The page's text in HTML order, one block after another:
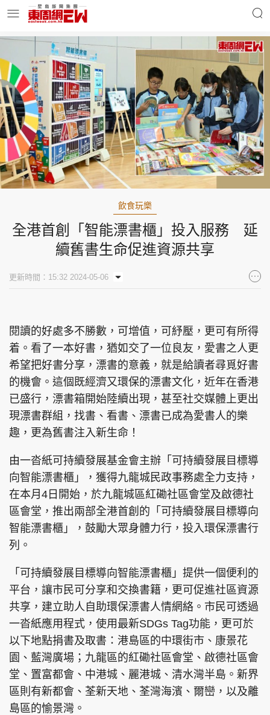
明星名人 時事財經
東周Ladies 優享生活
東周食玩通 會員活動
玄學靈異 東周專欄
東周刊 cazbuyer 東Touch
PCM 電腦廣場 星島頭條 星島日報
頭條日報 星島環球 The Standard
頭條搵工 EDUPLUS
關於我們
聯絡我們
隱私政策聲明
使用條款
版權及免責聲明
飲食玩樂
全港首創「智能漂書櫃」投入服務 延
續舊書生命促進資源共享
更新時間：15:32 2024-05-06
閱讀的好處多不勝數，可增值，可紓壓，更可有所得
着。看了一本好書，猶如交了一位良友，愛書之人更
希望把好書分享，漂書的意義，就是給讀者尋覓好書
的機會。這個既經濟又環保的漂書文化，近年在香港
已盛行，漂書箱開始陸續出現，甚至社交媒體上更出
現漂書群組，找書、看書、漂書已成為愛書人的樂
趣，更為舊書注入新生命！
由一沓紙可持續發展基金會主辦「可持續發展目標導
向智能漂書櫃」，獲得九龍城民政事務處全力支持，
在本月4日開始，於九龍城區紅磡社區會堂及啟德社
區會堂，推出兩部全港首創的「可持續發展目標導向
智能漂書櫃」，鼓勵大眾身體力行，投入環保漂書行
列。
「可持續發展目標導向智能漂書櫃」提供一個便利的
平台，讓市民可分享和交換書籍，更可促進社區資源
共享，建立助人自助環保漂書人情網絡。市民可透過
一沓紙應用程式，使用最新SDGs Tag功能，更可於
以下地點捐書及取書：港島區的中環街市、康景花
園、藍灣廣場；九龍區的紅磡社區會堂、啟德社區會
堂、置富都會、中港城、麗港城、清水灣半島。新界
區則有新都會、荃新天地、荃灣海濱、爾巒，以及離
島區的愉景灣。